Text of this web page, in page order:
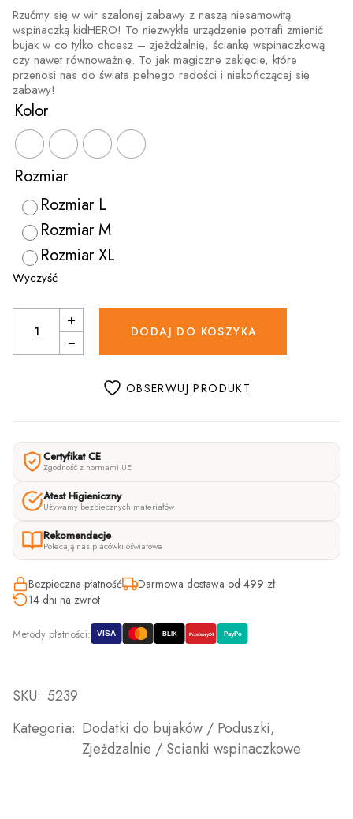
OD
213.40ZŁ
DO
272.80ZŁ
Rzućmy się w wir szalonej zabawy z naszą niesamowitą
wspinaczką kidHERO! To niezwykłe urządzenie potrafi zmienić
bujak w co tylko chcesz – zjeżdżalnię, ściankę wspinaczkową
czy nawet równoważnię. To jak magiczne zaklęcie, które
przenosi nas do świata pełnego radości i niekończącej się
zabawy!
Kolor
Rozmiar
Rozmiar L
Rozmiar M
Rozmiar XL
Wyczyść
Ścianka wspinaczkowa / zjeżdżalnia quantity
DODAJ DO KOSZYKA
OBSERWUJ PRODUKT
Certyfikat CE
Zgodność z normami UE
Atest Higieniczny
Używamy bezpiecznych materiałów
Rekomendacje
Polecają nas placówki oświatowe
Bezpieczna płatność
Darmowa dostawa od 499 zł
14 dni na zwrot
Metody płatności: VISA BLIK Przelewy24 PayPo
SKU: 5239
Kategoria: Dodatki do bujaków / Poduszki,
Zjeżdzalnie / Scianki wspinaczkowe